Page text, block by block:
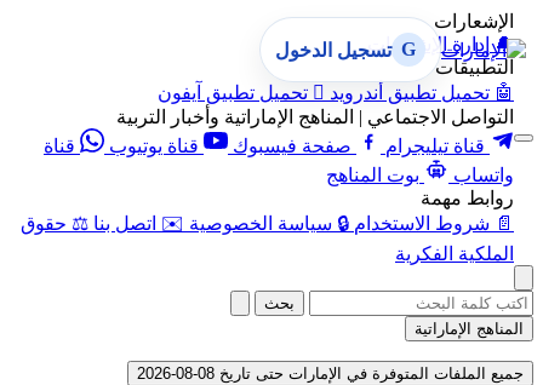
الإشعارات
🔔 إدارة الإشعارات
التطبيقات
🤖 تحميل تطبيق أندرويد  تحميل تطبيق آيفون
التواصل الاجتماعي | المناهج الإماراتية وأخبار التربية
قناة تيليجرام
صفحة فيسبوك قناة يوتيوب
قناة
واتساب
بوت المناهج
روابط مهمة
📄 شروط الاستخدام 🔒 سياسة الخصوصية ✉️ اتصل بنا ⚖️ حقوق
الملكية الفكرية
G تسجيل الدخول
بحث
المناهج الإماراتية
جميع الملفات المتوفرة في الإمارات حتى تاريخ 08-08-2026